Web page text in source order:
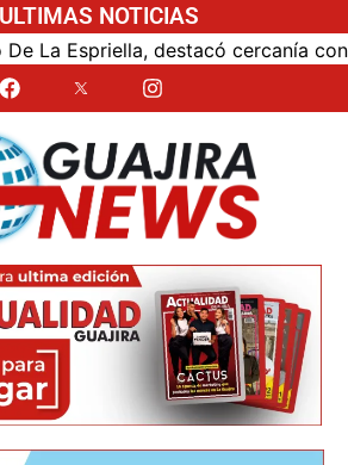
ULTIMAS NOTICIAS
destacó cercanía con el